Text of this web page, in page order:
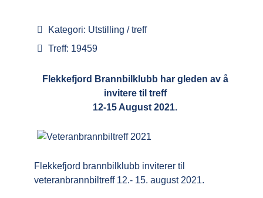
Kategori: Utstilling / treff
Treff: 19459
Flekkefjord Brannbilklubb har gleden av å
invitere til treff
12-15 August 2021.
Flekkefjord brannbilklubb inviterer til
veteranbrannbiltreff 12.- 15. august 2021.